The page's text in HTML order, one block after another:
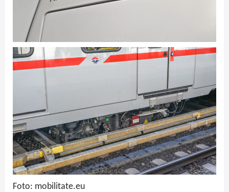
Foto: mobilitate.eu